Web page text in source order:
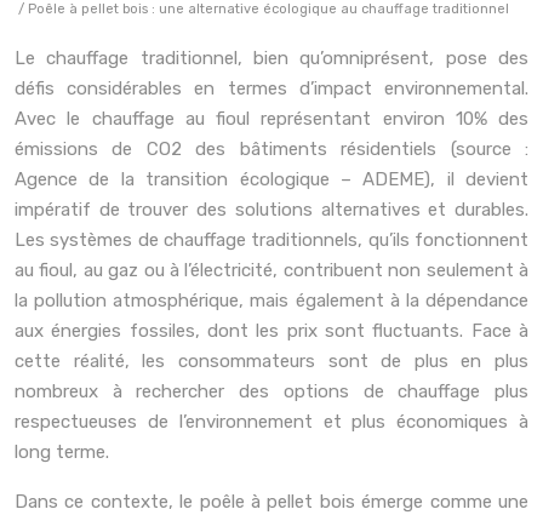
/ Poêle à pellet bois : une alternative écologique au chauffage traditionnel
Le chauffage traditionnel, bien qu’omniprésent, pose des
défis considérables en termes d’impact environnemental.
Avec le chauffage au fioul représentant environ 10% des
émissions de CO2 des bâtiments résidentiels (source :
Agence de la transition écologique – ADEME), il devient
impératif de trouver des solutions alternatives et durables.
Les systèmes de chauffage traditionnels, qu’ils fonctionnent
au fioul, au gaz ou à l’électricité, contribuent non seulement à
la pollution atmosphérique, mais également à la dépendance
aux énergies fossiles, dont les prix sont fluctuants. Face à
cette réalité, les consommateurs sont de plus en plus
nombreux à rechercher des options de chauffage plus
respectueuses de l’environnement et plus économiques à
long terme.
Dans ce contexte, le poêle à pellet bois émerge comme une